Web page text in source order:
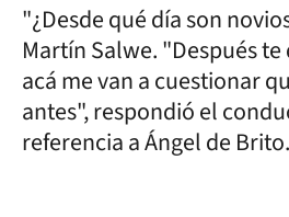
"¿Desde qué día son
Martín Salwe. "Después
acá me van a cuestionar
antes", respondió el
referencia a Ángel de Brito.